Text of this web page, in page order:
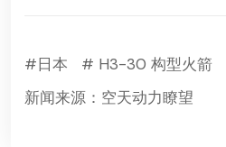
#日本 # H3-30 构型火箭
新闻来源：空天动力瞭望